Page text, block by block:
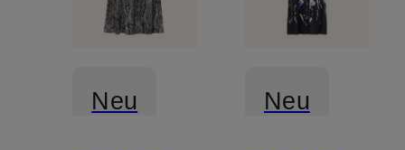
Neu Neu